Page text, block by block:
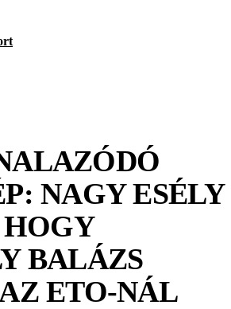
NAGY ESÉLY
BALÁZS
ETO-NÁL